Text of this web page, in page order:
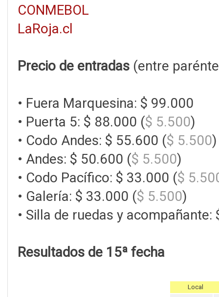
CONMEBOL
LaRoja.cl
Precio de entradas (entre
• Fuera Marquesina: $ 99.000
• Puerta 5: $ 88.000 ($ 5.500)
• Codo Andes: $ 55.600 ($ 5.500)
• Andes: $ 50.600 ($ 5.500)
• Codo Pacífico: $ 33.000 ($
• Galería: $ 33.000 ($ 5.500)
• Silla de ruedas y acompañante:
Resultados de 15ª fecha
Local